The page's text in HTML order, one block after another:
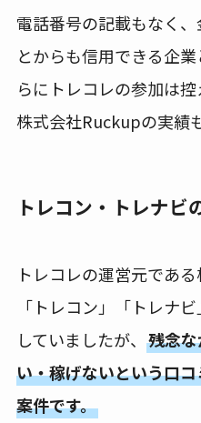
電話番号の記載もなく
とからも信用できる企
らにトレコレの参加は
株式会社Ruckupの実績
トレコン ・トレナビ
トレコレの運営元であ
「トレコン」「トレナ
していましたが、 残念
い・稼げないという口
案件です。